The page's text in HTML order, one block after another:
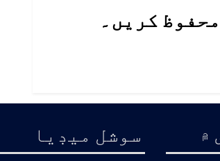
کریں۔
۾ سوشل ميڊيا